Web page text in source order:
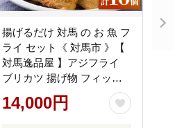
揚げるだけ 対馬 の お 魚 フ
ライ セット《 対馬市 》【
対馬逸品屋 】アジフライ
ブリカツ 揚げ物 フィッシ
ュフライ 詰め合わせ
[WAF003]
14,000円